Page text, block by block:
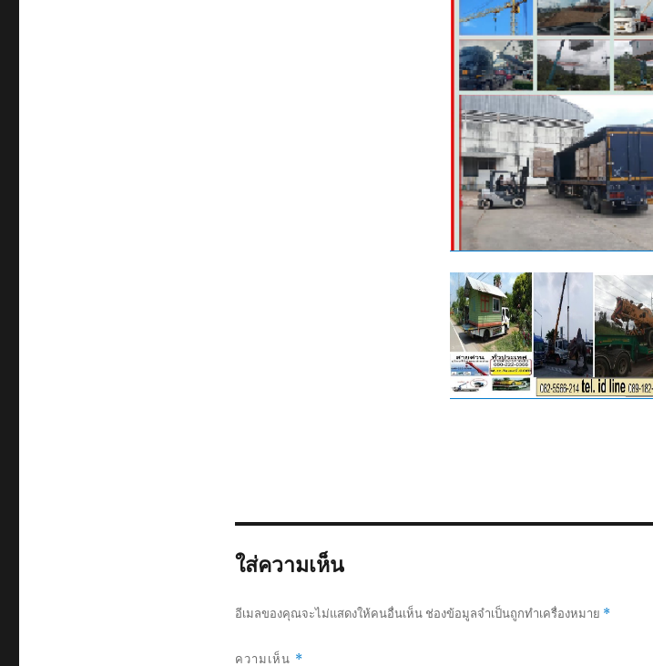
ใส่ความเห็น
อีเมลของคุณจะไม่แสดงให้คนอื่นเห็น ช่องข้อมูลจำเป็นถูกทำเครื่องหมาย *
ความเห็น *